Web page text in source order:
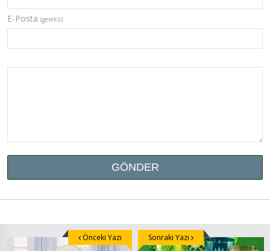
E-Posta (gerekli)
Önceki Yazı Sonraki Yazı